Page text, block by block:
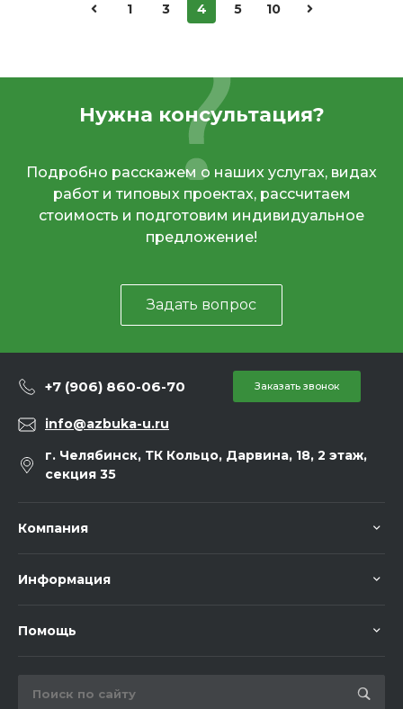
1 3 4 5 10
Нужна консультация?
Подробно расскажем о наших услугах, видах
работ и типовых проектах, рассчитаем
стоимость и подготовим индивидуальное
предложение!
Задать вопрос
+7 (906) 860-06-70 Заказать звонок
info@azbuka-u.ru
г. Челябинск, ТК Кольцо, Дарвина, 18, 2 этаж,
секция 35
Компания
Информация
Помощь